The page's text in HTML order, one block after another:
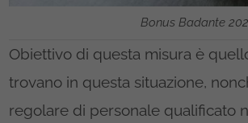
Bonus Badante
Obiettivo di questa misura è
trovano in questa situazione,
regolare di personale qualificato